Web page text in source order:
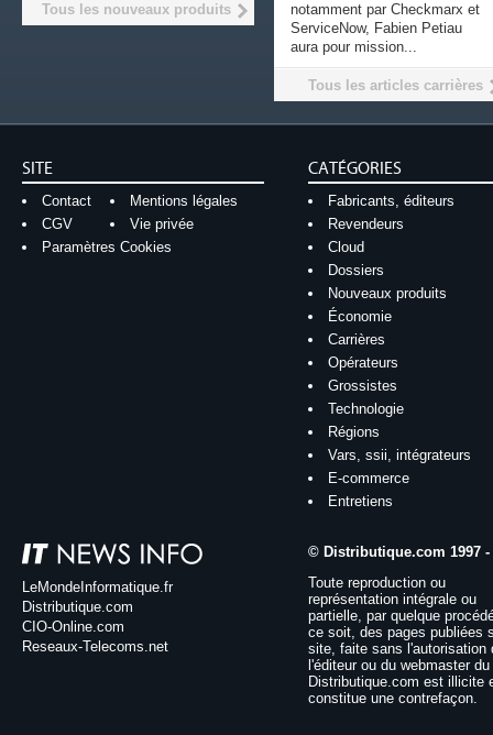
notamment par Checkmarx et
ServiceNow, Fabien Petiau
aura pour mission...
Tous les articles carrières
Tous les nouveaux produits
SITE
Contact
Mentions légales
CGV
Vie privée
Paramètres Cookies
CATÉGORIES
Fabricants, éditeurs
Revendeurs
Cloud
Dossiers
Nouveaux produits
Économie
Carrières
Opérateurs
Grossistes
Technologie
Régions
Vars, ssii, intégrateurs
E-commerce
Entretiens
LeMondeInformatique.fr
Distributique.com
CIO-Online.com
Reseaux-Telecoms.net
© Distributique.com 1997 -
Toute reproduction ou
représentation intégrale ou
partielle, par quelque
ce soit, des pages publiées
site, faite sans l'autorisation
l'éditeur ou du webmaster
Distributique.com est illicite
constitue une contrefaçon.